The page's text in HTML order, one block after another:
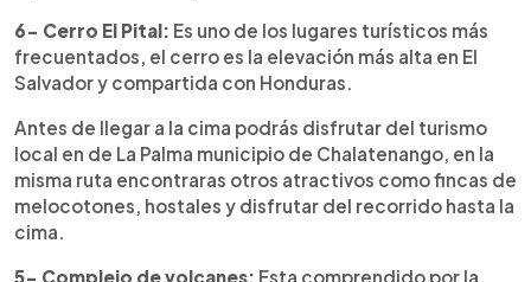
6- Cerro El Pital: Es uno de los lugares turísticos más
frecuentados, el cerro es la elevación más alta en El
Salvador y compartida con Honduras.
Antes de llegar a la cima podrás disfrutar del turismo
local en de La Palma municipio de Chalatenango, en la
misma ruta encontraras otros atractivos como fincas de
melocotones, hostales y disfrutar del recorrido hasta la
cima.
5- Complejo de volcanes: Esta comprendido por la